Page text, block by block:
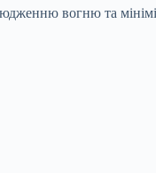
вогню та